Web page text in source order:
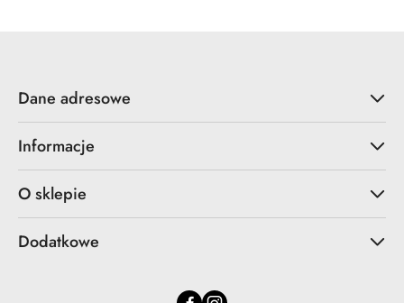
Dane adresowe
Informacje
O sklepie
Dodatkowe